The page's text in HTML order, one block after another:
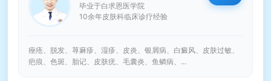
毕业于白求恩医学院
10余年皮肤科临床诊疗经验
痤疮、脱发、荨麻疹、湿疹、皮炎、银屑病、白癜风、皮肤过敏、
疤痕、色斑、胎记、皮肤疣、毛囊炎、鱼鳞病、...